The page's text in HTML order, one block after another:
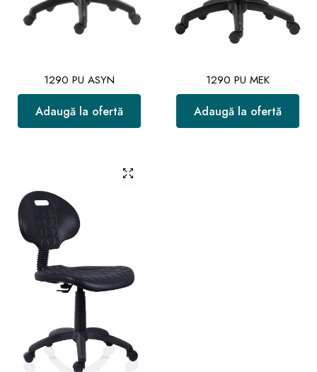
1290 PU ASYN
Adaugă la ofertă
1290 PU MEK
Adaugă la ofertă